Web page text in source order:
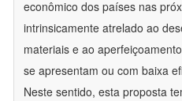
econômico dos países nas
intrinsicamente atrelado ao
materiais e ao
se apresentam ou com baixa
Neste sentido, esta proposta